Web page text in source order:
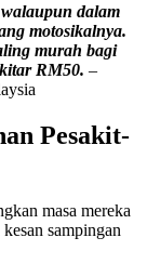
dalam
motosikalnya.
murah bagi
RM50. –
Pesakit-
masa mereka
sampingan